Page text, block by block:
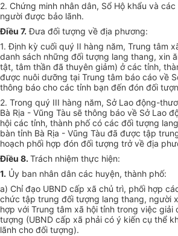
2. Chứng minh nhân dân, Sổ Hộ khẩu và
người được bảo lãnh.
Điều 7. Đưa đối tượng về địa phương:
1. Định kỳ cuối quý II hàng năm, Trung tâm
danh sách những đối tượng lang thang, xin
tật, tâm thần đã thuyên giảm) ở các tỉnh,
được nuôi dưỡng tại Trung tâm báo cáo về
thông báo cho các tỉnh bạn đến đón đối
2. Trong quý III hàng năm, Sở Lao động-
Bà Rịa - Vũng Tàu sẽ thông báo về Sở Lao
hội các tỉnh, thành phố có các đối tượng
bàn tỉnh Bà Rịa - Vũng Tàu đã được tập
hoạch phối hợp đón đối tượng trở về địa
Điều 8. Trách nhiệm thực hiện:
1. Ủy ban nhân dân các huyện, thành phố:
a) Chỉ đạo UBND cấp xã chủ trì, phối hợp
chức tập trung đối tượng lang thang, người
hợp với Trung tâm xã hội tỉnh trong việc giải
tượng (UBND cấp xã phải có ý kiến cụ thể
lãnh cho đối tượng).